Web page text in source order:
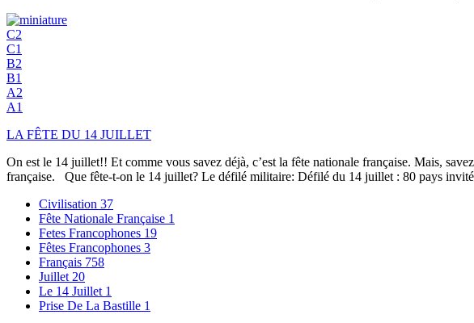
C2
C1
B2
B1
A2
A1
LA FÊTE DU 14 JUILLET
On est le 14 juillet!! Et comme vous savez déjà, c’est la fête nationale française. Mais,
française. Que fête-t-on le 14 juillet? Le défilé militaire: Défilé du 14 juillet : 80 pays
Civilisation 37
Fête Nationale Française 1
Fetes Francophones 19
Fêtes Francophones 3
Français 758
Juillet 20
Le 14 Juillet 1
Prise De La Bastille 1